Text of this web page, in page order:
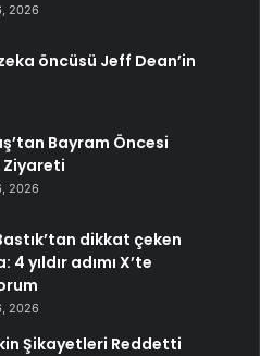
2026
öncüsü Jeff Dean’in
Bayram Öncesi
Ziyareti
2026
dikkat çeken
4 yıldır adımı X’te
2026
Şikayetleri Reddetti